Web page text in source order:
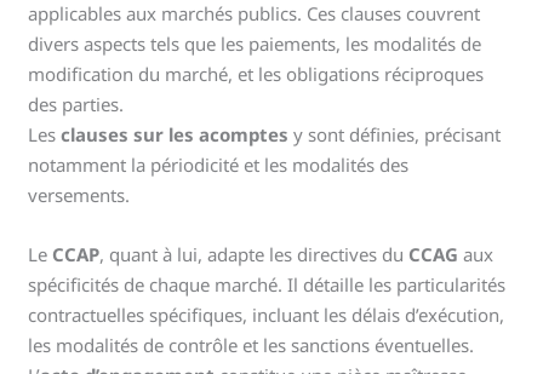
applicables aux marchés publics. Ces clauses couvrent
divers aspects tels que les paiements, les modalités de
modification du marché, et les obligations réciproques
des parties.
Lesclauses sur les acomptes y sont définies, précisant
notamment la périodicité et les modalités des
versements.
Le CCAP, quant à lui, adapte les directives du CCAG aux
spécificités de chaque marché. Il détaille les particularités
contractuelles spécifiques, incluant les délais d’exécution,
les modalités de contrôle et les sanctions éventuelles.